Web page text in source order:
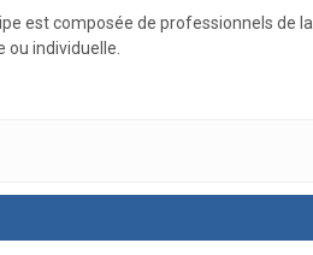
est composée de professionnels de la
individuelle.